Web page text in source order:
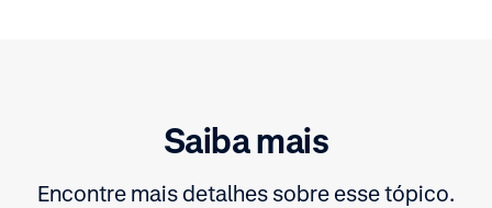
Saiba mais
Encontre mais detalhes sobre esse tópico.